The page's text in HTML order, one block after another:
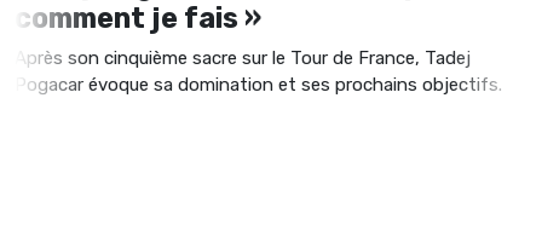
comment je fais »
Après son cinquième sacre sur le Tour de France, Tadej
Pogacar évoque sa domination et ses prochains objectifs.